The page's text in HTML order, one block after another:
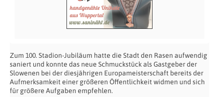
Zum 100. Stadion-Jubiläum hatte die Stadt den Rasen aufwendig
saniert und konnte das neue Schmuckstück als Gastgeber der
Slowenen bei der diesjährigen Europameisterschaft bereits der
Aufmerksamkeit einer größeren Öffentlichkeit widmen und sich
für größere Aufgaben empfehlen.